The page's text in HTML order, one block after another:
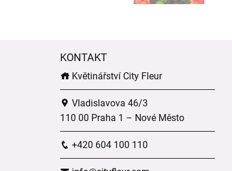
KONTAKT
Květinářství City Fleur
Vladislavova 46/3
110 00 Praha 1 – Nové Město
+420 604 100 110